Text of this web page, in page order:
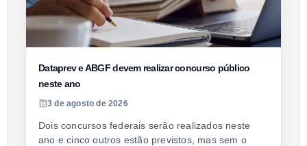
Dataprev e ABGF devem realizar concurso público
neste ano
3 de agosto de 2026
Dois concursos federais serão realizados neste
ano e cinco outros estão previstos, mas sem o